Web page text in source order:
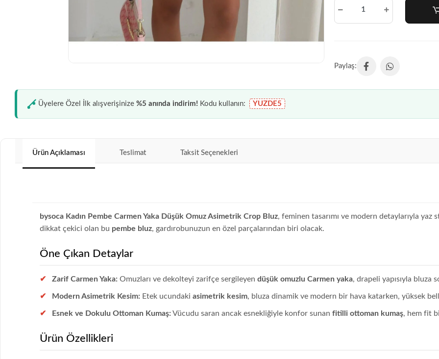
Üyelere Özel İlk alışverişinize%5 anında indirim! Kodu kullanın: YUZDE5
Ürün Açıklaması Teslimat Taksit Seçenekleri
bysoca Kadın Pembe Carmen Yaka Düşük Omuz Asimetrik Crop Bluz, feminen tasarımı ve modern detaylarıyla yaz
dikkat çekici olan bu pembe bluz, gardırobunuzun en özel parçalarından biri olacak.
Öne Çıkan Detaylar
Zarif Carmen Yaka: Omuzları ve dekolteyi zarifçe sergileyendüşük omuzlu Carmen yaka, drapeli yapısıyla bluza
Modern Asimetrik Kesim: Etek ucundakiasimetrik kesim, bluza dinamik ve modern bir hava katarken, yüksek
Esnek ve Dokulu Ottoman Kumaş: Vücudu saran ancak esnekliğiyle konfor sunanfitilli ottoman kumaş, hem fit
Ürün Özellikleri